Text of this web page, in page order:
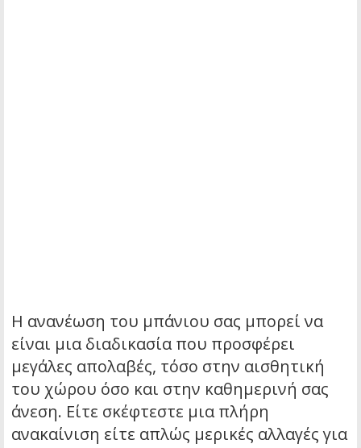
Η ανανέωση του μπάνιου σας μπορεί να
είναι μια διαδικασία που προσφέρει
μεγάλες απολαβές, τόσο στην αισθητική
του χώρου όσο και στην καθημερινή σας
άνεση. Είτε σκέφτεστε μια πλήρη
ανακαίνιση είτε απλώς μερικές αλλαγές για